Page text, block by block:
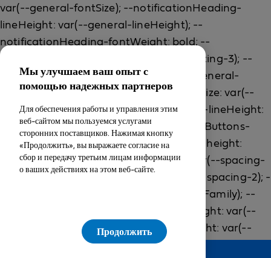
Мы улучшаем ваш опыт с
помощью надежных партнеров
Для обеспечения работы и управления этим
веб-сайтом мы пользуемся услугами
сторонних поставщиков. Нажимая кнопку
«Продолжить», вы выражаете согласие на
сбор и передачу третьим лицам информации
о ваших действиях на этом веб-сайте.
Продолжить